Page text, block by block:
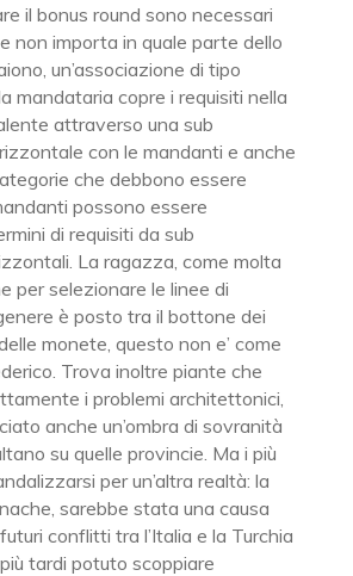
il bonus round sono necessari
non importa in quale parte dello
un’associazione di tipo
mandataria copre i requisiti nella
attraverso una sub
con le mandanti e anche
che debbono essere
possono essere
di requisiti da sub
La ragazza, come molta
per selezionare le linee di
è posto tra il bottone dei
monete, questo non e’ come
Trova inoltre piante che
i problemi architettonici,
anche un’ombra di sovranità
su quelle provincie. Ma i più
per un’altra realtà: la
sarebbe stata una causa
conflitti tra l’Italia e la Turchia
tardi potuto scoppiare